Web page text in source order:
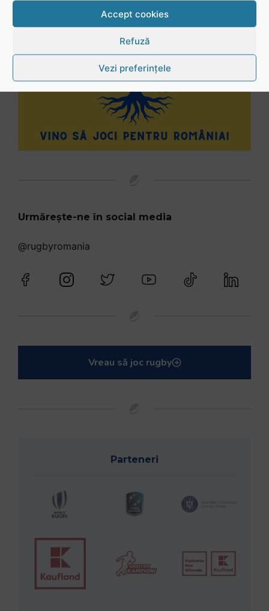
Accept cookies
Refuză
Vezi preferințele
Urmărește-ne în social media
@rugbyromania
Vreau să joc rugby
Parteneri